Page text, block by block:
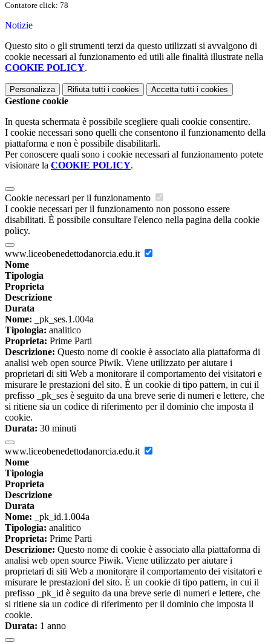
Contatore click: 78
Notizie
Questo sito o gli strumenti terzi da questo utilizzati si avvalgono di
cookie necessari al funzionamento ed utili alle finalità illustrate nella
COOKIE POLICY.
Personalizza Rifiuta tutti i cookies Accetta tutti i cookies
Gestione cookie
In questa schermata è possibile scegliere quali cookie consentire.
I cookie necessari sono quelli che consentono il funzionamento della
piattaforma e non è possibile disabilitarli.
Per conoscere quali sono i cookie necessari al funzionamento potete
visionare la COOKIE POLICY.
Cookie necessari per il funzionamento
I cookie necessari per il funzionamento non possono essere
disabilitati. È possibile consultare l'elenco nella pagina della cookie
policy.
www.liceobenedettodanorcia.edu.it
Nome
Tipologia
Proprieta
Descrizione
Durata
Nome: _pk_ses.1.004a
Tipologia: analitico
Proprieta: Prime Parti
Descrizione: Questo nome di cookie è associato alla piattaforma di
analisi web open source Piwik. Viene utilizzato per aiutare i
proprietari di siti Web a monitorare il comportamento dei visitatori e
misurare le prestazioni del sito. È un cookie di tipo pattern, in cui il
prefisso _pk_ses è seguito da una breve serie di numeri e lettere, che
si ritiene sia un codice di riferimento per il dominio che imposta il
cookie.
Durata: 30 minuti
www.liceobenedettodanorcia.edu.it
Nome
Tipologia
Proprieta
Descrizione
Durata
Nome: _pk_id.1.004a
Tipologia: analitico
Proprieta: Prime Parti
Descrizione: Questo nome di cookie è associato alla piattaforma di
analisi web open source Piwik. Viene utilizzato per aiutare i
proprietari di siti Web a monitorare il comportamento dei visitatori e
misurare le prestazioni del sito. È un cookie di tipo pattern, in cui il
prefisso _pk_id è seguito da una breve serie di numeri e lettere, che
si ritiene sia un codice di riferimento per il dominio che imposta il
cookie.
Durata: 1 anno